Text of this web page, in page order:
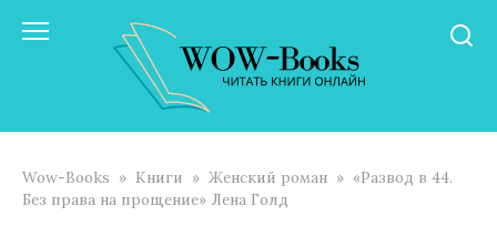
Wow-Books » Книги » Женский роман » «Развод в 44.
Без права на прощение» Лена Голд